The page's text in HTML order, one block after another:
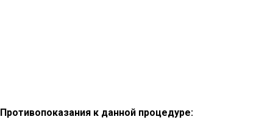
Противопоказания к данной процедуре: